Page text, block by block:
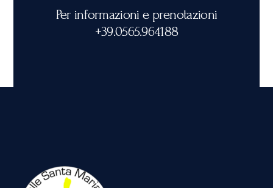
Per informazioni e prenotazioni
+39.0565.964188